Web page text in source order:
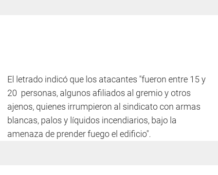
El letrado indicó que los atacantes "fueron entre 15 y
20 personas, algunos afiliados al gremio y otros
ajenos, quienes irrumpieron al sindicato con armas
blancas, palos y líquidos incendiarios, bajo la
amenaza de prender fuego el edificio".